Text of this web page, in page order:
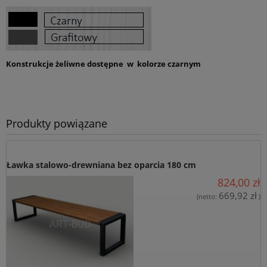
Konstrukcje żeliwne dostępne w kolorze czarnym
Produkty powiązane
Ławka stalowo-drewniana bez oparcia 180 cm
824,00 zł
(netto: 669,92 zł )
Telefon:
W przypadku zainteresowania produktem w ilościach
większych niż 1 szt. należy podać potrzebną ilość (potrzebne
przy wycenie)
Wyrażam zgodę na przetwarzanie moich danych osobowych
dla potrzeb niezbędnych do realizacji zakupów w sklepie